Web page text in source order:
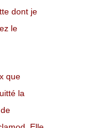
dont je
le
que
la